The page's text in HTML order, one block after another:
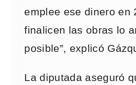
emplee ese dinero en
finalicen las obras lo
posible”, explicó
La diputada aseguró